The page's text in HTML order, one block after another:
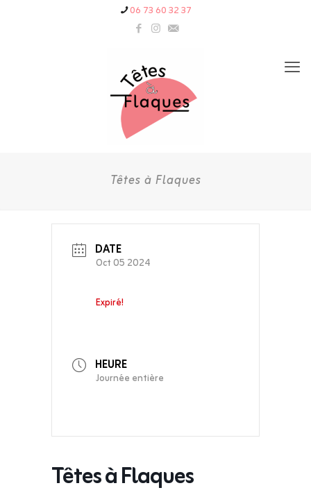
06 73 60 32 37
Têtes à Flaques
DATE
Oct 05 2024
Expiré!
HEURE
Journée entière
Têtes à Flaques